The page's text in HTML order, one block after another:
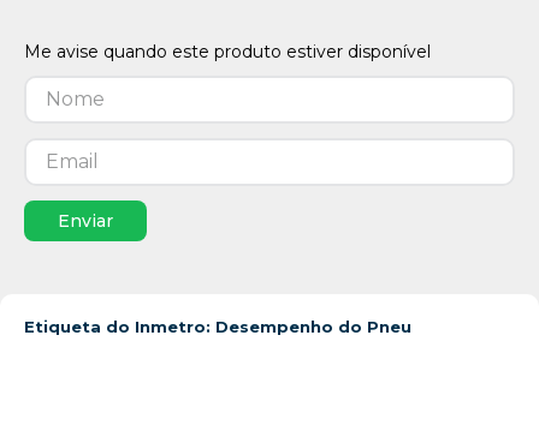
Enviar
Etiqueta do Inmetro: Desempenho do Pneu